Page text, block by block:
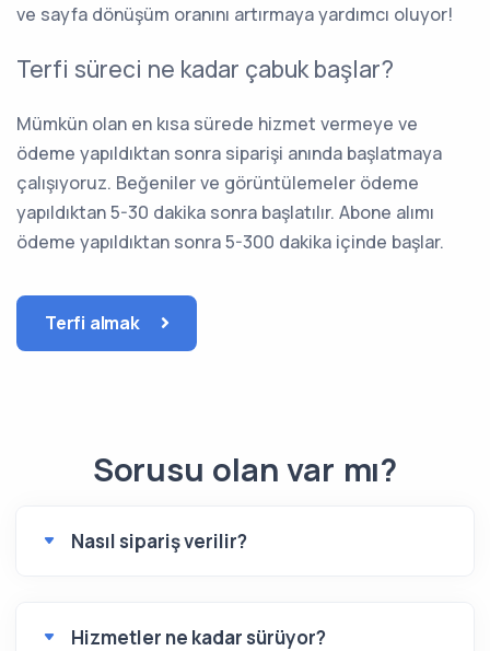
ve sayfa dönüşüm oranını artırmaya yardımcı oluyor!
Terfi süreci ne kadar çabuk başlar?
Mümkün olan en kısa sürede hizmet vermeye ve
ödeme yapıldıktan sonra siparişi anında başlatmaya
çalışıyoruz. Beğeniler ve görüntülemeler ödeme
yapıldıktan 5-30 dakika sonra başlatılır. Abone alımı
ödeme yapıldıktan sonra 5-300 dakika içinde başlar.
Terfi almak
Sorusu olan var mı?
Nasıl sipariş verilir?
Hizmetler ne kadar sürüyor?